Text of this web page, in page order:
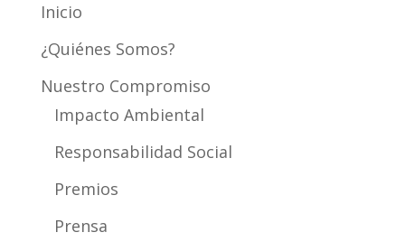
Inicio
¿Quiénes Somos?
Nuestro Compromiso
Impacto Ambiental
Responsabilidad Social
Premios
Prensa